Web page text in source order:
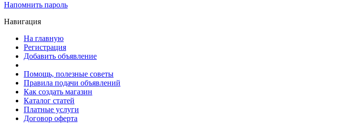
Напомнить пароль
Навигация
На главную
Регистрация
Добавить объявление
Помощь, полезные советы
Правила подачи объявлений
Как создать магазин
Каталог статей
Платные услуги
Договор оферта